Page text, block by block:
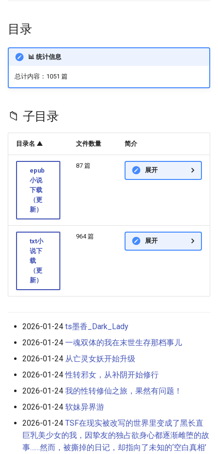
目录
📊 统计信息
总计内容：1051 篇
📁 子目录
目录名 ▲ 文件数量 简介
epub
小说
下载
（更
新）
87 篇
展开
txt小
说下
载
（更
新）
964 篇
展开
2026-01-24 ts墨香_Dark_Lady
2026-01-24 一魂双体的我在末世生存那档事儿
2026-01-24 从亡灵女妖开始升级
2026-01-24性转邪女，从补阴开始修行
2026-01-24 我的性转修仙之旅，果然有问题！
2026-01-24 软妹异界游
2026-01-24 TSF在现实被改写的世界里变成了黑长直
巨乳美少女的我，因挚友的独占欲身心都逐渐雌堕的故
事……然而，被撕掉的日记，却指向了未知的‘空白真相’